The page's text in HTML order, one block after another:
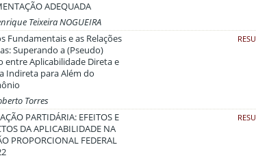
ADEQUADA
Teixeira NOGUEIRA
Fundamentais e as Relações
Superando a (Pseudo)
entre Aplicabilidade Direta e
Indireta para Além do
Torres
PARTIDÁRIA: EFEITOS E
DA APLICABILIDADE NA
PROPORCIONAL FEDERAL